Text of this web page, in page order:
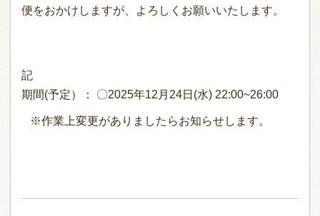
便をおかけしますが、よろしくお願いいたします。
記
期間(予定）： 〇2025年12月24日(水) 22:00~26:00
※作業上変更がありましたらお知らせします。